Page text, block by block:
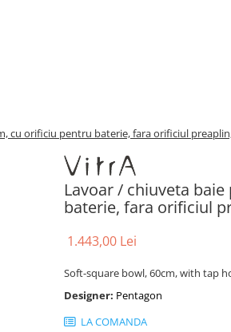
cu orificiu pentru baterie, fara orificiul
Lavoar / chiuveta
baterie, fara orificiul
1.443,00 Lei
Soft-square bowl, 60cm, with tap
Designer: Pentagon
LA COMANDA